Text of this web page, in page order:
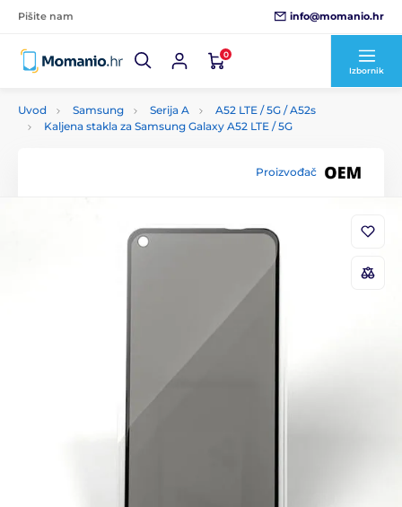
Pišite nam info@momanio.hr
0
Izbornik
Uvod Samsung Serija A
A52 LTE / 5G / A52s
Kaljena stakla za Samsung Galaxy A52 LTE / 5G
Proizvođač